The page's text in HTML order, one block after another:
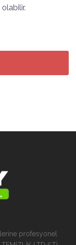
olabilir.
profesyonel